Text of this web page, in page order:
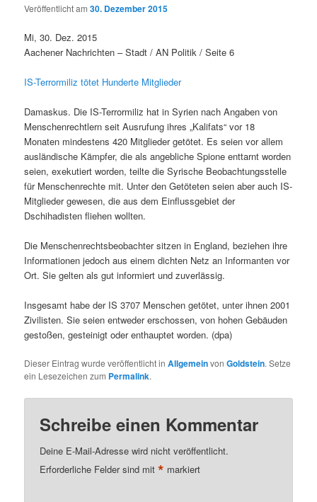
Veröffentlicht am30. Dezember 2015
Mi, 30. Dez. 2015
Aachener Nachrichten – Stadt / AN Politik / Seite 6
IS-Terrormiliz tötet Hunderte Mitglieder
Damaskus. Die IS-Terrormiliz hat in Syrien nach Angaben von
Menschenrechtlern seit Ausrufung ihres „Kalifats“ vor 18
Monaten mindestens 420 Mitglieder getötet. Es seien vor allem
ausländische Kämpfer, die als angebliche Spione enttarnt worden
seien, exekutiert worden, teilte die Syrische Beobachtungsstelle
für Menschenrechte mit. Unter den Getöteten seien aber auch IS-
Mitglieder gewesen, die aus dem Einflussgebiet der
Dschihadisten fliehen wollten.
Die Menschenrechtsbeobachter sitzen in England, beziehen ihre
Informationen jedoch aus einem dichten Netz an Informanten vor
Ort. Sie gelten als gut informiert und zuverlässig.
Insgesamt habe der IS 3707 Menschen getötet, unter ihnen 2001
Zivilisten. Sie seien entweder erschossen, von hohen Gebäuden
gestoßen, gesteinigt oder enthauptet worden. (dpa)
Dieser Eintrag wurde veröffentlicht inAllgemeinvonGoldstein. Setze
ein Lesezeichen zum Permalink.
Schreibe einen Kommentar
Deine E-Mail-Adresse wird nicht veröffentlicht.
Erforderliche Felder sind mit* markiert